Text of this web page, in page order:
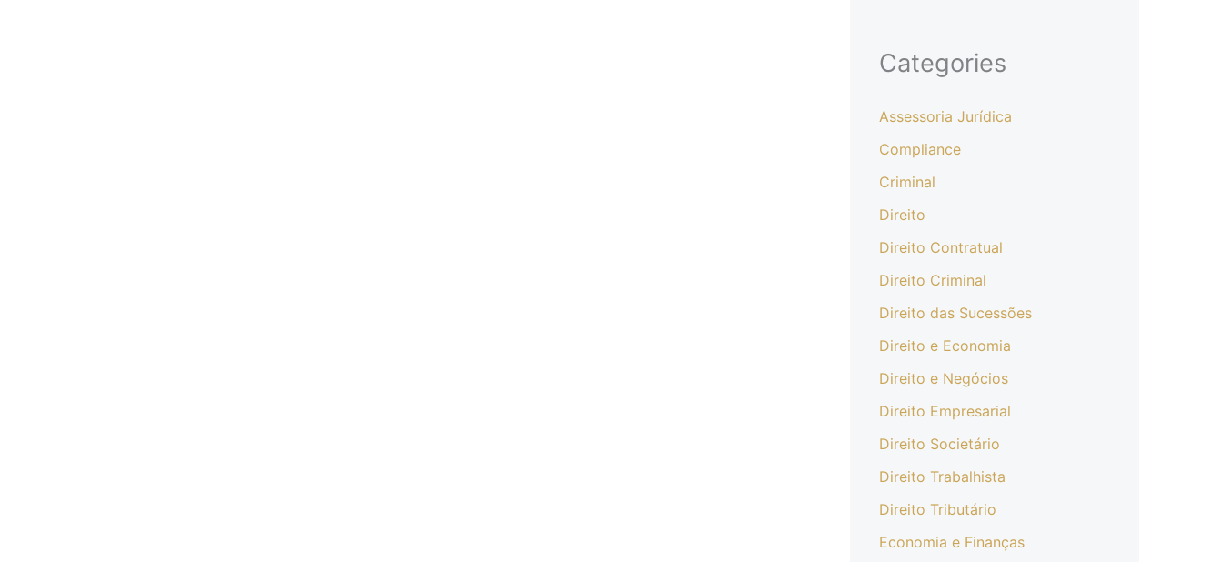
Categories
Assessoria Jurídica
Compliance
Criminal
Direito
Direito Contratual
Direito Criminal
Direito das Sucessões
Direito e Economia
Direito e Negócios
Direito Empresarial
Direito Societário
Direito Trabalhista
Direito Tributário
Economia e Finanças